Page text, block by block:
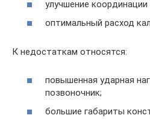
улучшение
оптимальный расход
К недостаткам относятся:
повышенная ударная
позвоночник;
большие габариты